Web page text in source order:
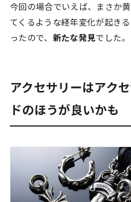
今回の場合でいえば、まさか
てくるような経年変化が起き
ったので、 新たな発見でした。
アクセサリーはアク
ドのほうが良いかも